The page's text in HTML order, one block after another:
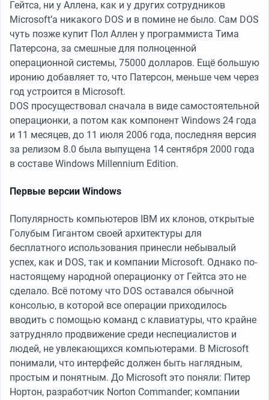
Гейтса, ни у Аллена, как и у других сотрудников
Microsoft’a никакого DOS и в помине не было. Сам DOS
чуть позже купит Пол Аллен у программиста Тима
Патерсона, за смешные для полноценной
операционной системы, 75000 долларов. Ещё большую
иронию добавляет то, что Патерсон, меньше чем через
год устроится в Microsoft.
DOS просуществовал сначала в виде самостоятельной
операционки, а потом как компонент Windows 24 года
и 11 месяцев, до 11 июля 2006 года, последняя версия
за релизом 8.0 была выпущена 14 сентября 2000 года
в составе Windows Millennium Edition.
Первые версии Windows
Популярность компьютеров IBM их клонов, открытые
Голубым Гигантом своей архитектуры для
бесплатного использования принесли небывалый
успех, как и DOS, так и компании Microsoft. Однако по-
настоящему народной операционку от Гейтса это не
сделало. Всё потому что DOS оставался обычной
консолью, в которой все операции приходилось
вводить с помощью команд с клавиатуры, что крайне
затрудняло продвижение среди неспециалистов и
людей, не увлекающихся компьютерами. В Microsoft
понимали, что интерфейс должен быть наглядным,
простым и понятным. До Microsoft это поняли: Питер
Нортон, разработчик Norton Commander; компании